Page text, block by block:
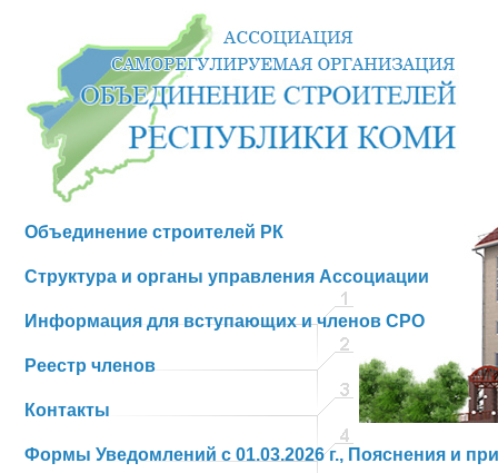
Объединение строителей РК
Структура и органы управления Ассоциации
Информация для вступающих и членов СРО
Реестр членов
Контакты
Формы Уведомлений с 01.03.2026 г., Пояснения и